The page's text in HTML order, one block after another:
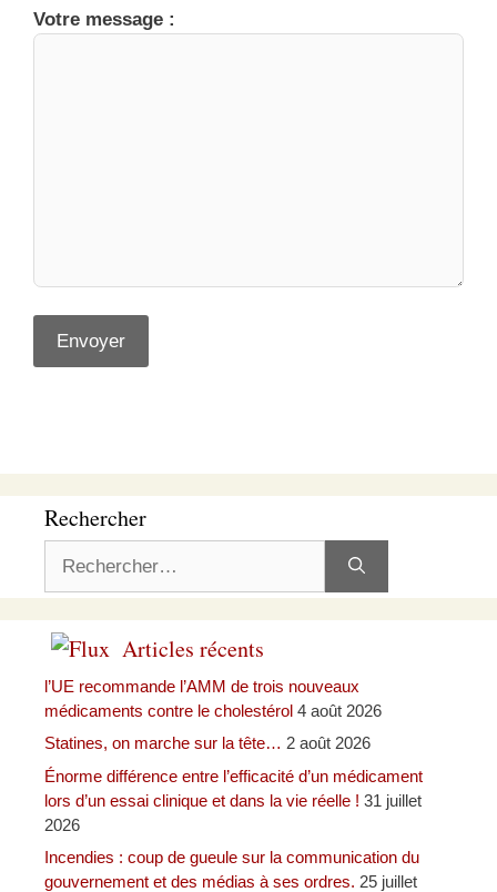
Veuillez laisser ce champ vide.
Votre message :
Rechercher
Articles récents
l’UE recommande l’AMM de trois nouveaux
médicaments contre le cholestérol 4 août 2026
Statines, on marche sur la tête… 2 août 2026
Énorme différence entre l’efficacité d’un médicament
lors d’un essai clinique et dans la vie réelle ! 31 juillet
2026
Incendies : coup de gueule sur la communication du
gouvernement et des médias à ses ordres. 25 juillet